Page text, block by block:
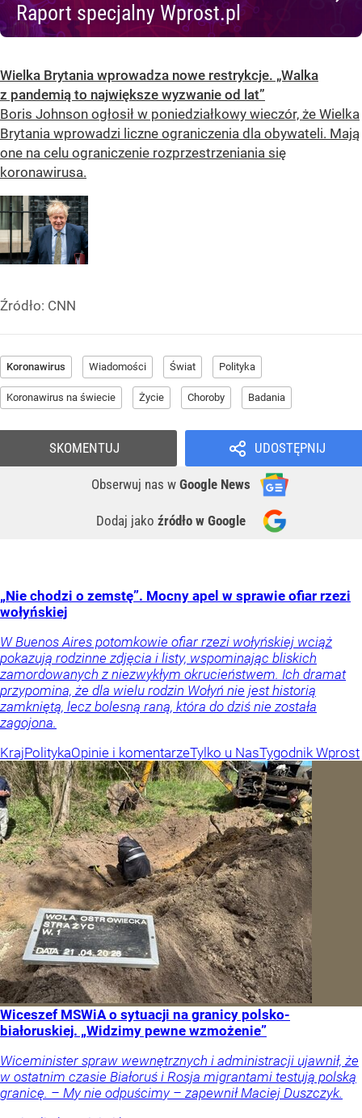
Raport specjalny Wprost.pl
Wielka Brytania wprowadza nowe restrykcje. „Walka
z pandemią to największe wyzwanie od lat”
Boris Johnson ogłosił w poniedziałkowy wieczór, że Wielka
Brytania wprowadzi liczne ograniczenia dla obywateli. Mają
one na celu ograniczenie rozprzestrzeniania się
koronawirusa.
Źródło: CNN
Koronawirus Wiadomości Świat Polityka
Koronawirus na świecie Życie Choroby Badania
UDOSTĘPNIJ
Obserwuj nas w Google News
Dodaj jako źródło w Google
SKOMENTUJ
„Nie chodzi o zemstę”. Mocny apel w sprawie ofiar rzezi
wołyńskiej
W Buenos Aires potomkowie ofiar rzezi wołyńskiej wciąż
pokazują rodzinne zdjęcia i listy, wspominając bliskich
zamordowanych z niezwykłym okrucieństwem. Ich dramat
przypomina, że dla wielu rodzin Wołyń nie jest historią
zamkniętą, lecz bolesną raną, która do dziś nie została
zagojona.
KrajPolitykaOpinie i komentarzeTylko u NasTygodnik Wprost
Wiceszef MSWiA o sytuacji na granicy polsko-
białoruskiej. „Widzimy pewne wzmożenie”
Wiceminister spraw wewnętrznych i administracji ujawnił, że
w ostatnim czasie Białoruś i Rosja migrantami testują polską
granicę. – My nie odpuścimy – zapewnił Maciej Duszczyk.